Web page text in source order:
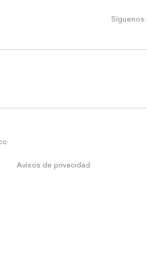
Síguenos:
Avisos de privacidad